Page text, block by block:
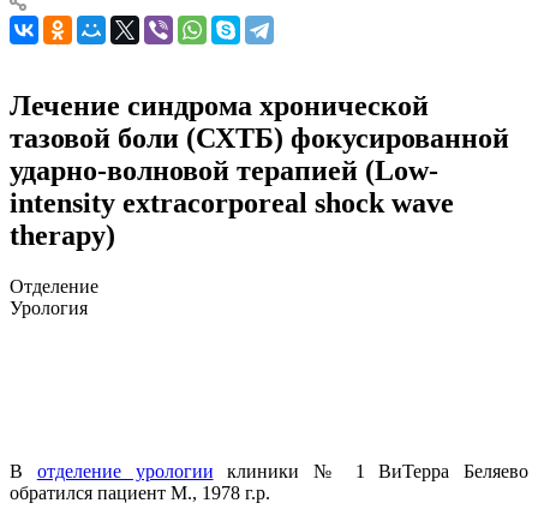
Лечение синдрома хронической
тазовой боли (СХТБ) фокусированной
ударно-волновой терапией (Low-
intensity extracorporeal shock wave
therapy)
Отделение
Урология
В отделение урологии клиники № 1 ВиТерра Беляево
обратился пациент М., 1978 г.р.